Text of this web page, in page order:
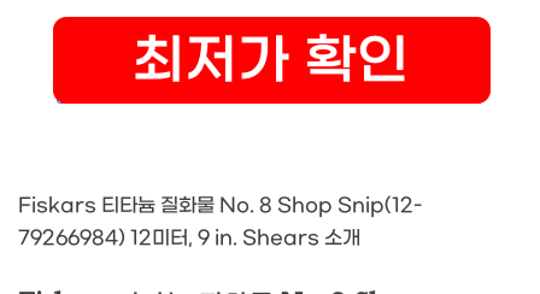
Fiskars 티타늄 질화물 No. 8 Shop Snip(12-
79266984) 12미터, 9 in. Shears 소개